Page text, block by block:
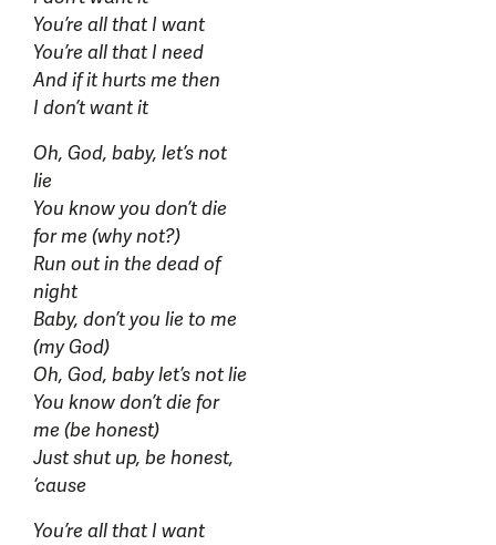
You’re all that I want
You’re all that I need
And if it hurts me then
I don’t want it
Oh, God, baby, let’s not
lie
You know you don’t die
for me (why not?)
Run out in the dead of
night
Baby, don’t you lie to me
(my God)
Oh, God, baby let’s not lie
You know don’t die for
me (be honest)
Just shut up, be honest,
‘cause
You’re all that I want